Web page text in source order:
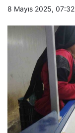
8 Mayıs 2025, 07:32